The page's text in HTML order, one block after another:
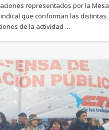
representados por la Mesa
que conforman las distintas
de la actividad …